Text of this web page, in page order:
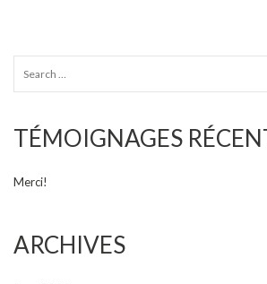
TÉMOIGNAGES
Merci!
ARCHIVES